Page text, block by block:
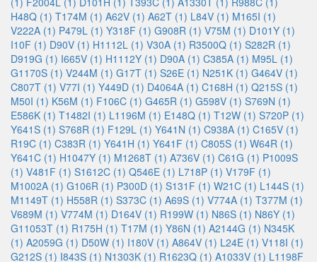
H48Q (1) T174M (1) A62V (1) A62T (1) L84V (1) M165I (1)
V222A (1) P479L (1) Y318F (1) G908R (1) V75M (1) D101Y (1)
I10F (1) D90V (1) H1112L (1) V30A (1) R3500Q (1) S282R (1)
D919G (1) I665V (1) H1112Y (1) D90A (1) C385A (1) M95L (1)
G1170S (1) V244M (1) G17T (1) S26E (1) N251K (1) G464V (1)
C807T (1) V77I (1) Y449D (1) D4064A (1) C168H (1) Q215S (1)
M50I (1) K56M (1) F106C (1) G465R (1) G598V (1) S769N (1)
E586K (1) T1482I (1) L1196M (1) E148Q (1) T12W (1) S720P (1)
Y641S (1) S768R (1) F129L (1) Y641N (1) C938A (1) C165V (1)
R19C (1) C383R (1) Y641H (1) Y641F (1) C805S (1) W64R (1)
Y641C (1) H1047Y (1) M1268T (1) A736V (1) C61G (1) P1009S
(1) V481F (1) S1612C (1) Q546E (1) L718P (1) V179F (1)
M1002A (1) G106R (1) P300D (1) S131F (1) W21C (1) L144S (1)
M1149T (1) H558R (1) S373C (1) A69S (1) V774A (1) T377M (1)
V689M (1) V774M (1) D164V (1) R199W (1) N86S (1) N86Y (1)
G11053T (1) R175H (1) T17M (1) Y86N (1) A2144G (1) N345K
(1) A2059G (1) D50W (1) I180V (1) A864V (1) L24E (1) V118I (1)
G212S (1) I843S (1) N1303K (1) R1623Q (1) A1033V (1) L1198F